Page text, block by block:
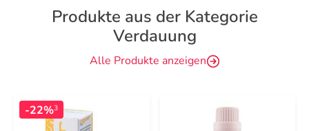
Produkte aus der Kategorie
Verdauung
Alle Produkte anzeigen
-22%3